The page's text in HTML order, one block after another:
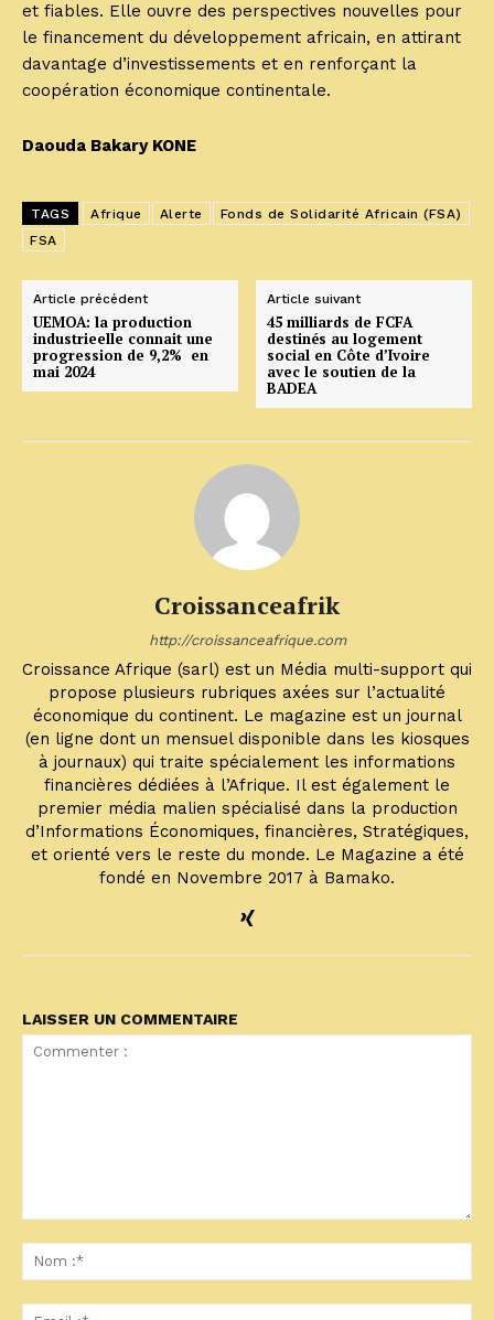
et fiables. Elle ouvre des perspectives nouvelles pour
le financement du développement africain, en attirant
davantage d’investissements et en renforçant la
coopération économique continentale.
Daouda Bakary KONE
TAGS Afrique Alerte
Fonds de Solidarité Africain (FSA)
FSA
Article précédent
UEMOA: la production
industrieelle connait une
progression de 9,2% en
mai 2024
Article suivant
45 milliards de FCFA
destinés au logement
social en Côte d’Ivoire
avec le soutien de la
BADEA
Croissanceafrik
http://croissanceafrique.com
Croissance Afrique (sarl) est un Média multi-support qui
propose plusieurs rubriques axées sur l’actualité
économique du continent. Le magazine est un journal
(en ligne dont un mensuel disponible dans les kiosques
à journaux) qui traite spécialement les informations
financières dédiées à l’Afrique. Il est également le
premier média malien spécialisé dans la production
d’Informations Économiques, financières, Stratégiques,
et orienté vers le reste du monde. Le Magazine a été
fondé en Novembre 2017 à Bamako.
LAISSER UN COMMENTAIRE
:*